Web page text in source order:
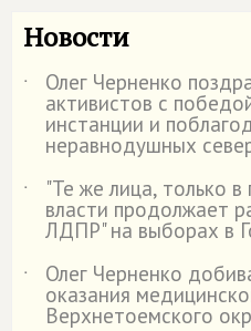
Новости
˙ Олег Черненко
активистов с
инстанции и
неравнодушных
˙
"Те же лица, только
власти продолжает
ЛДПР" на выборах в
˙
Олег Черненко
оказания
Верхнетоемского